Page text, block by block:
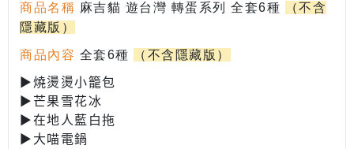
商品名稱 麻吉貓 遊台灣 轉蛋系列 全套6種
（不含
隱藏版）
商品內容 全套6種 （不含隱藏版）
▶燒燙燙小籠包
▶芒果雪花冰
▶在地人藍白拖
▶大喵電鍋